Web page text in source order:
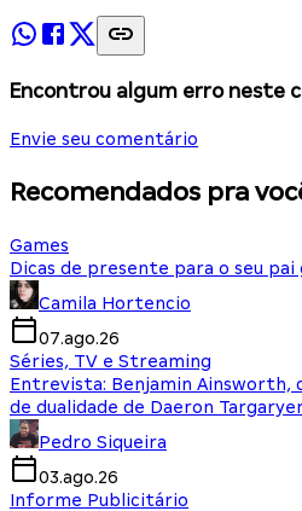
Encontrou algum erro neste
Envie seu comentário
Recomendados pra
Games
Dicas de presente para o seu pai
Camila Hortencio
07.ago.26
Séries, TV e Streaming
Entrevista: Benjamin Ainsworth,
de dualidade de Daeron
Pedro Siqueira
03.ago.26
Informe Publicitário